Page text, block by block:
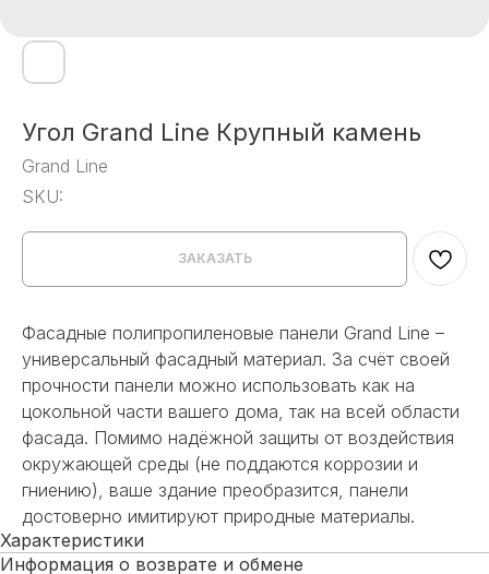
Угол Grand Line Крупный камень
Grand Line
SKU:
ЗАКАЗАТЬ
Фасадные полипропиленовые панели Grand Line –
универсальный фасадный материал. За счёт своей
прочности панели можно использовать как на
цокольной части вашего дома, так на всей области
фасада. Помимо надёжной защиты от воздействия
окружающей среды (не поддаются коррозии и
гниению), ваше здание преобразится, панели
достоверно имитируют природные материалы.
Характеристики
Информация о возврате и обмене